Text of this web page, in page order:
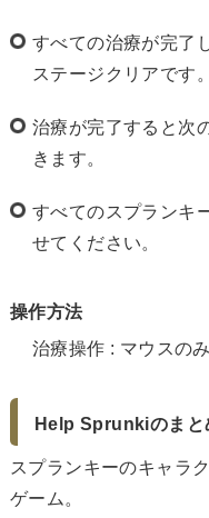
すべての治療が完了
ステージクリアです。
治療が完了すると次
きます。
すべてのスプランキ
せてください。
操作方法
治療操作 : マウスのみ
Help Sprunkiのまと
スプランキーのキャラ
ゲーム。